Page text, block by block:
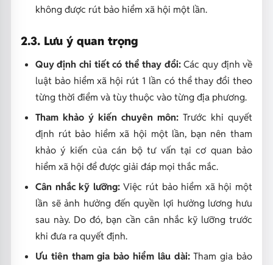
không được rút bảo hiểm xã hội một lần.
2.3. Lưu ý quan trọng
Quy định chi tiết có thể thay đổi:Các quy định về
luật bảo hiểm xã hội rút 1 lần có thể thay đổi theo
từng thời điểm và tùy thuộc vào từng địa phương.
Tham khảo ý kiến chuyên môn: Trước khi quyết
định rút bảo hiểm xã hội một lần, bạn nên tham
khảo ý kiến của cán bộ tư vấn tại cơ quan bảo
hiểm xã hội để được giải đáp mọi thắc mắc.
Cân nhắc kỹ lưỡng:Việc rút bảo hiểm xã hội một
lần sẽ ảnh hưởng đến quyền lợi hưởng lương hưu
sau này. Do đó, bạn cần cân nhắc kỹ lưỡng trước
khi đưa ra quyết định.
Ưu tiên tham gia bảo hiểm lâu dài:Tham gia bảo